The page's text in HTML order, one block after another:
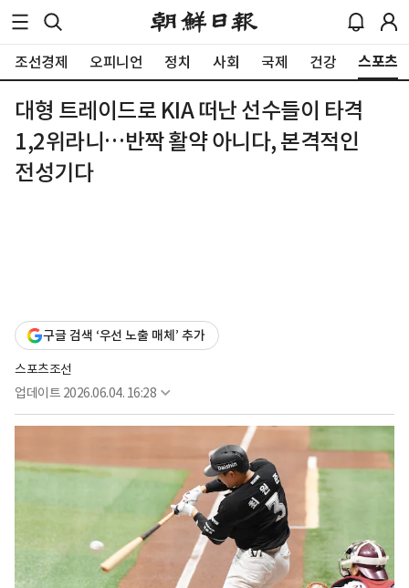
조선경제 오피니언 정치 사회 국제 건강 스포츠
대형 트레이드로 KIA 떠난 선수들이 타격
1,2위라니…반짝 활약 아니다, 본격적인
전성기다
구글 검색 ‘우선 노출 매체’ 추가
스포츠조선
업데이트 2026.06.04. 16:28